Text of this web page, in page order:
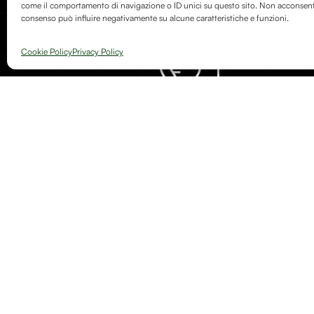
come il comportamento di navigazione o ID unici su questo sito. Non
consenso può influire negativamente su alcune caratteristiche e funzioni.
Cookie PolicyPrivacy Policy